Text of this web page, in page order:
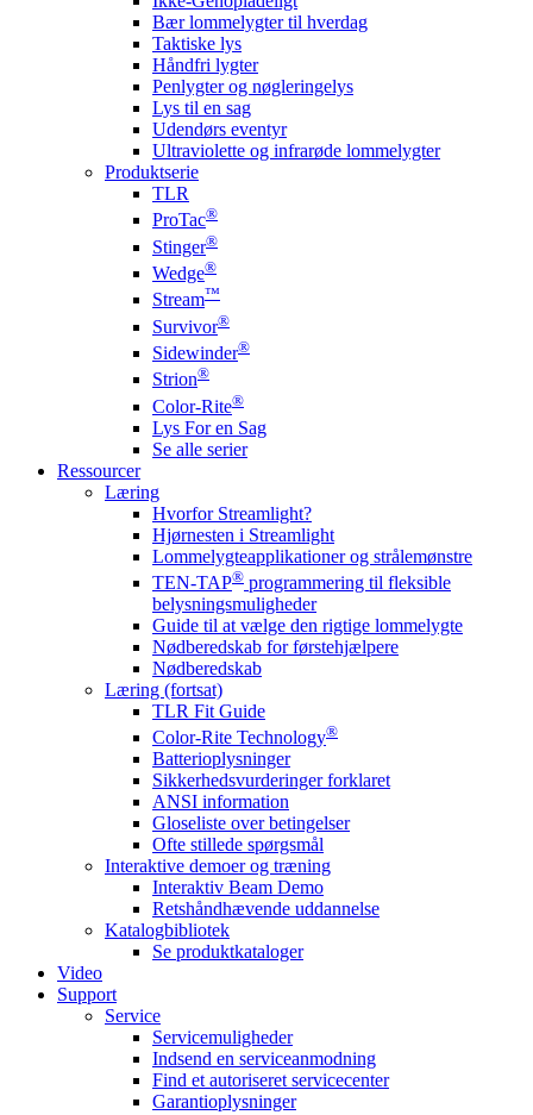
Bær lommelygter til hverdag
Taktiske lys
Håndfri lygter
Penlygter og nøgleringelys
Lys til en sag
Udendørs eventyr
Ultraviolette og infrarøde lommelygter
Produktserie
TLR
ProTac®
Stinger®
Wedge®
Stream™
Survivor®
Sidewinder®
Strion®
Color-Rite®
Lys For en Sag
Se alle serier
Ressourcer
Læring
Hvorfor Streamlight?
Hjørnesten i Streamlight
Lommelygteapplikationer og strålemønstre
TEN-TAP® programmering til fleksible
belysningsmuligheder
Guide til at vælge den rigtige lommelygte
Nødberedskab for førstehjælpere
Nødberedskab
Læring (fortsat)
TLR Fit Guide
Color-Rite Technology®
Batterioplysninger
Sikkerhedsvurderinger forklaret
ANSI information
Gloseliste over betingelser
Ofte stillede spørgsmål
Interaktive demoer og træning
Interaktiv Beam Demo
Retshåndhævende uddannelse
Katalogbibliotek
Se produktkataloger
Video
Support
Service
Servicemuligheder
Indsend en serviceanmodning
Find et autoriseret servicecenter
Garantioplysninger